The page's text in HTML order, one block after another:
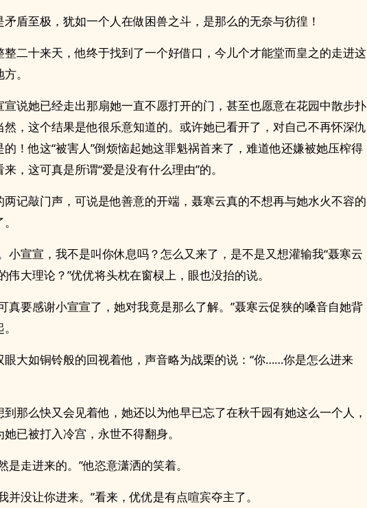
矛盾至极，犹如一个人在做困兽之斗，是那么的无奈与彷徨！
整二十来天，他终于找到了一个好借口，今儿个才能堂而皇之的走进这
。
宣说她已经走出那扇她一直不愿打开的门，甚至也愿意在花园中散步扑
然，这个结果是他很乐意知道的。或许她已看开了，对自己不再怀深仇
的！他这“被害人”倒烦恼起她这罪魁祸首来了，难道他还嫌被她压榨得
，这可真是所谓“爱是没有什么理由”的。
两记敲门声，可说是他善意的开端，聂寒云真的不想再与她水火不容的
小宣宣，我不是叫你休息吗？怎么又来了，是不是又想灌输我“聂寒云
伟大理论？”优优将头枕在窗棂上，眼也没抬的说。
真要感谢小宣宣了，她对我竟是那么了解。”聂寒云促狭的嗓音自她背
眼大如铜铃般的回视着他，声音略为战栗的说：“你……你是怎么进来
到那么快又会见着他，她还以为他早已忘了在秋千园有她这么一个人，
已被打入冷宫，永世不得翻身。
是走进来的。”他恣意潇洒的笑着。
并没让你进来。”看来，优优是有点喧宾夺主了。